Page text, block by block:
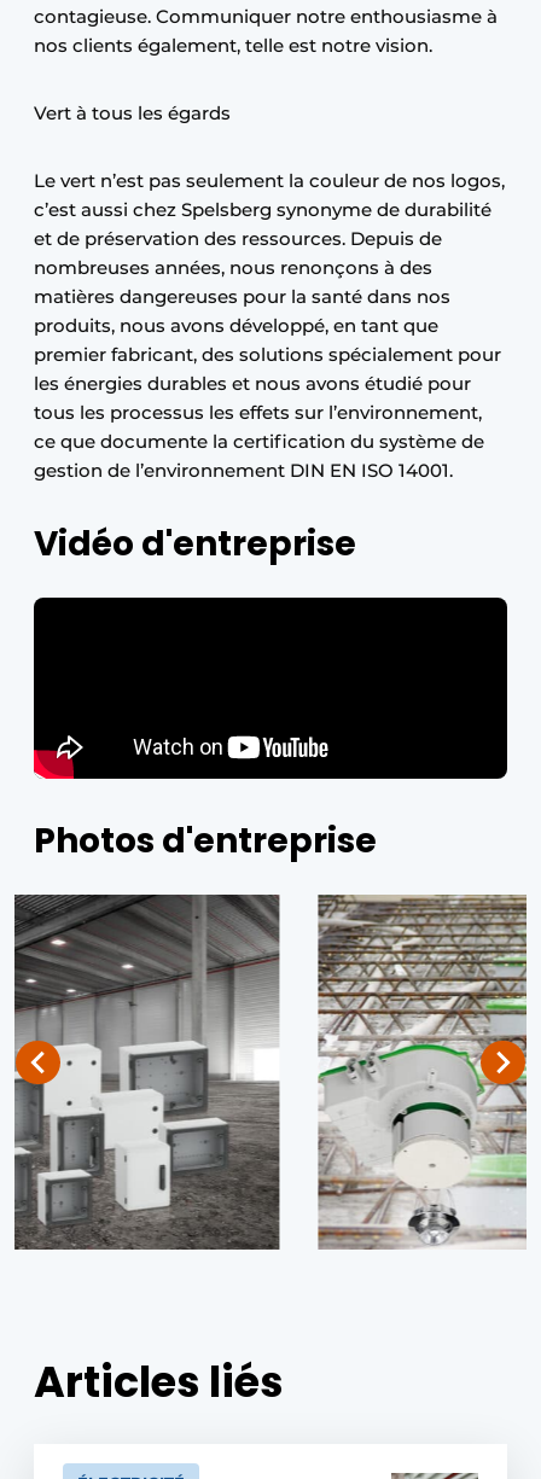
contagieuse. Communiquer notre enthousiasme à
nos clients également, telle est notre vision.
Vert à tous les égards
Le vert n’est pas seulement la couleur de nos logos,
c’est aussi chez Spelsberg synonyme de durabilité
et de préservation des ressources. Depuis de
nombreuses années, nous renonçons à des
matières dangereuses pour la santé dans nos
produits, nous avons développé, en tant que
premier fabricant, des solutions spécialement pour
les énergies durables et nous avons étudié pour
tous les processus les effets sur l’environnement,
ce que documente la certification du système de
gestion de l’environnement DIN EN ISO 14001.
Vidéo d'entreprise
Photos d'entreprise
Articles liés